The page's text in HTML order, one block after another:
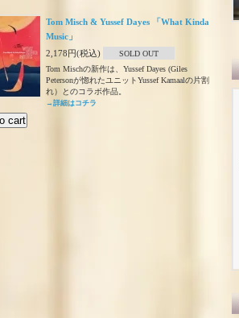
Tom Misch & Yussef Dayes 「What Kinda
Music」
2,178円(税込)
SOLD OUT
Tom Mischの新作は、Yussef Dayes (Giles
Petersonが惚れたユニットYussef Kamaalの片割
れ）とのコラボ作品。
→詳細はコチラ